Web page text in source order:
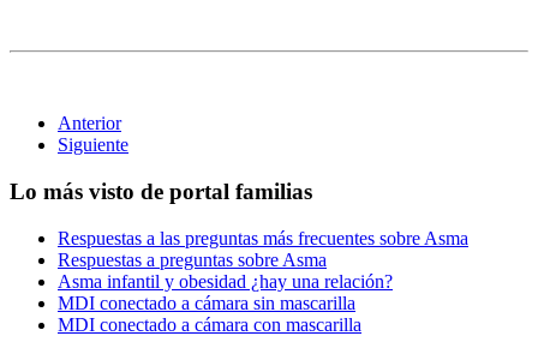
Anterior
Siguiente
Lo más visto de portal familias
Respuestas a las preguntas más frecuentes sobre Asma
Respuestas a preguntas sobre Asma
Asma infantil y obesidad ¿hay una relación?
MDI conectado a cámara sin mascarilla
MDI conectado a cámara con mascarilla